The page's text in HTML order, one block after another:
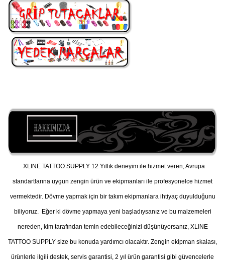
XLINE TATTOO SUPPLY 12 Yıllık deneyim ile hizmet veren, Avrupa
standartlarına uygun zengin ürün ve ekipmanları ile profesyonelce hizmet
vermektedir. Dövme yapmak için bir takım ekipmanlara ihtiyaç duyulduğunu
biliyoruz. Eğer ki dövme yapmaya yeni başladıysanız ve bu malzemeleri
nereden, kim tarafından temin edebileceğinizi düşünüyorsanız, XLINE
TATTOO SUPPLY size bu konuda yardımcı olacaktır. Zengin ekipman skalası,
ürünlerle ilgili destek, servis garantisi, 2 yıl ürün garantisi gibi güvencelerle